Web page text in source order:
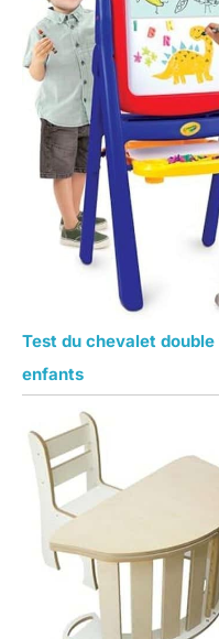
Test du chevalet
enfants